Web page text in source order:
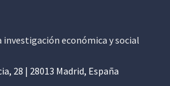
investigación económica y social
28 | 28013 Madrid, España